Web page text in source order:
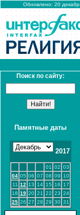
Обновлено: 20
Поиск по сайту:
Памятные даты
2017
01 02 03
04 05 06 07 08 09
10
11 12 13 14 15 16
17
18 19 20 21 22 23 24
25 26 27 28 29 30 31